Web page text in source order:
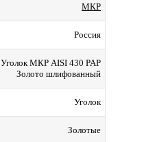
МКР
Россия
Уголок МКР AISI 430 PAP
Золото шлифованный
Уголок
Золотые